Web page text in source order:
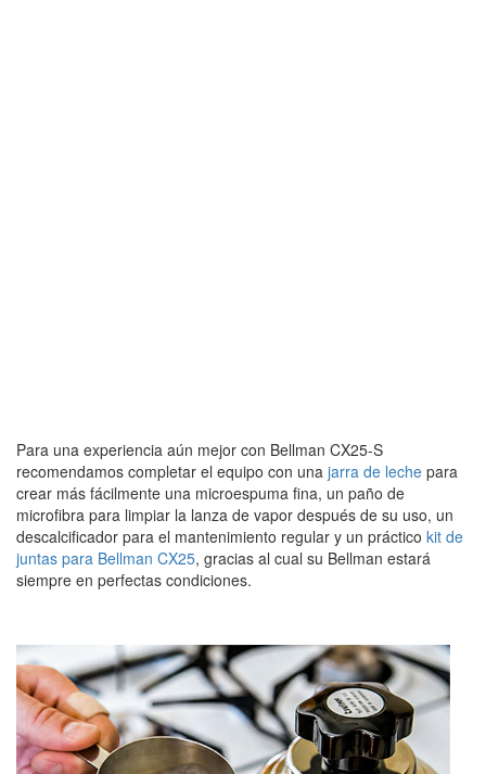
Para una experiencia aún mejor con Bellman CX25-S
recomendamos completar el equipo con una jarra de leche para
crear más fácilmente una microespuma fina, un paño de
microfibra para limpiar la lanza de vapor después de su uso, un
descalcificador para el mantenimiento regular y un práctico kit de
juntas para Bellman CX25, gracias al cual su Bellman estará
siempre en perfectas condiciones.